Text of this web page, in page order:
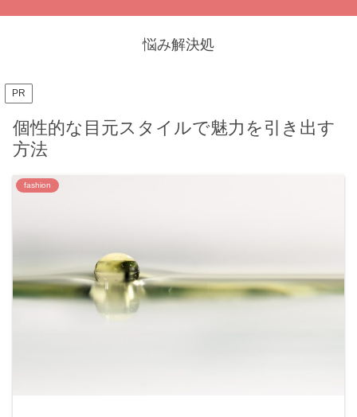
悩み解決処
PR
個性的な目元スタイルで魅力を引き出す
方法
fashion